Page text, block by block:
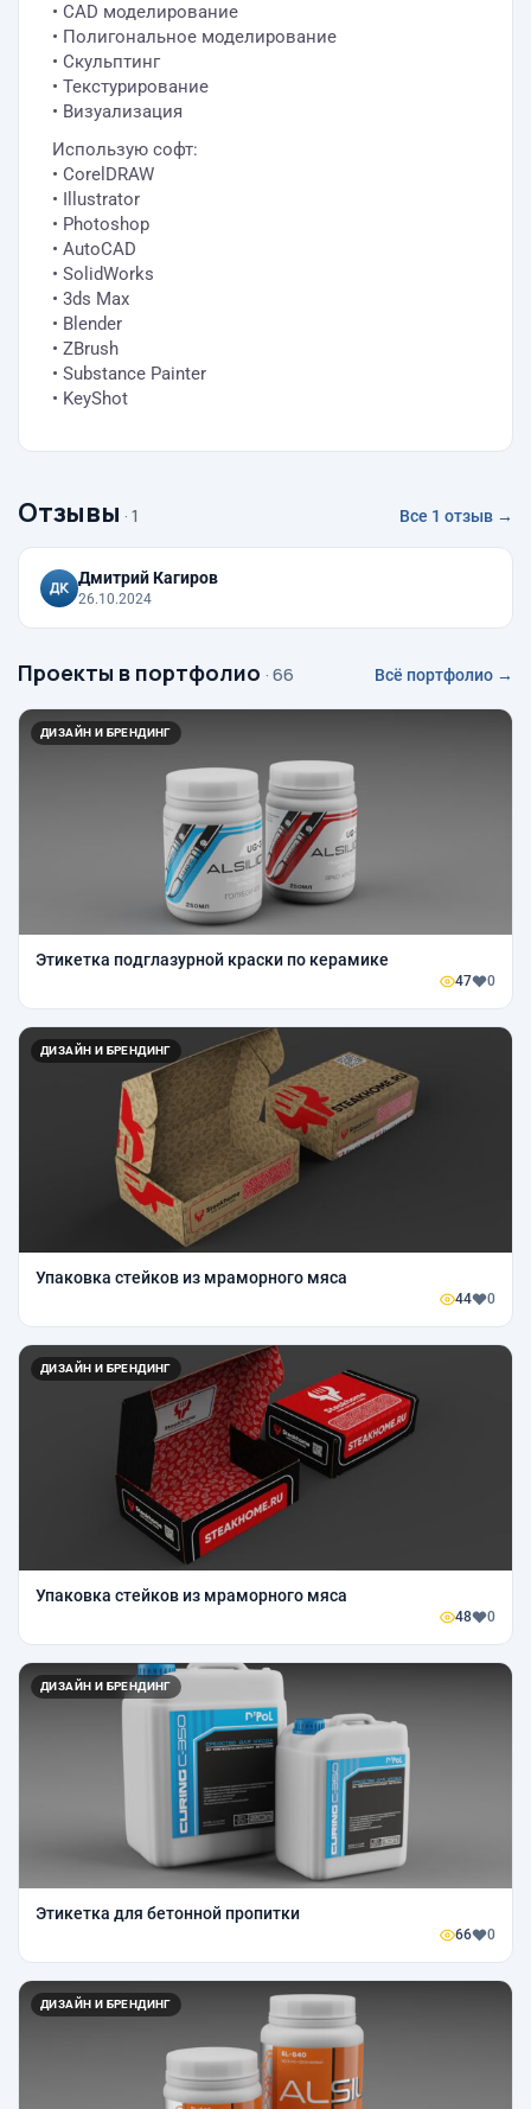
• CAD моделирование
• Полигональное моделирование
• Скульптинг
• Текстурирование
• Визуализация
Использую софт:
• CorelDRAW
• Illustrator
• Photoshop
• AutoCAD
• SolidWorks
• 3ds Max
• Blender
• ZBrush
• Substance Painter
• KeyShot
Отзывы · 1 Все 1 отзыв →
Дмитрий Кагиров
26.10.2024
Проекты в портфолио · 66 Всё портфолио →
ДИЗАЙН И БРЕНДИНГ
Этикетка подглазурной краски по керамике
47 0
ДИЗАЙН И БРЕНДИНГ
Упаковка стейков из мраморного мяса
44 0
ДИЗАЙН И БРЕНДИНГ
Упаковка стейков из мраморного мяса
48 0
ДИЗАЙН И БРЕНДИНГ
Этикетка для бетонной пропитки
66 0
ДИЗАЙН И БРЕНДИНГ